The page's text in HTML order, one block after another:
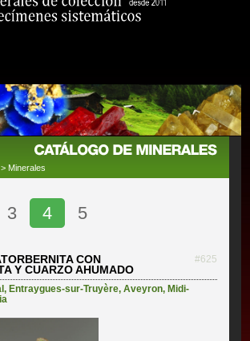
> Minerales
3 4 5
CON
Y CUARZO AHUMADO
#625
, Entraygues-sur-Truyère,Aveyron, Midi-